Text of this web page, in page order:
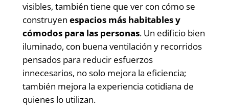
visibles, también tiene que ver con cómo se
construyen espacios más habitables y
cómodos para las personas. Un edificio bien
iluminado, con buena ventilación y recorridos
pensados para reducir esfuerzos
innecesarios, no solo mejora la eficiencia;
también mejora la experiencia cotidiana de
quienes lo utilizan.